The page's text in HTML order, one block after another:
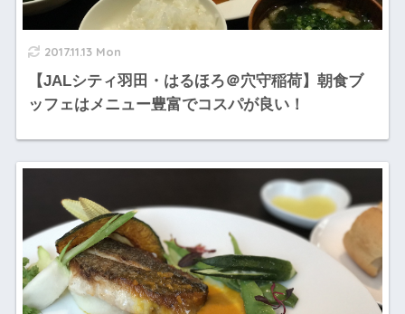
2017.11.13 Mon
【JALシティ羽田・はるほろ＠穴守稲荷】朝食ブ
ッフェはメニュー豊富でコスパが良い！